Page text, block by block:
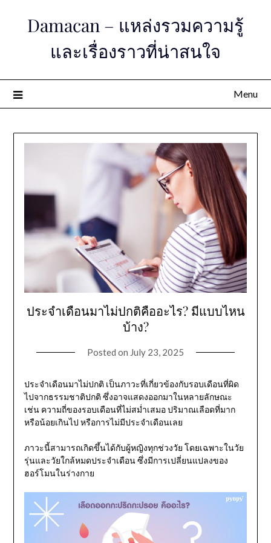
Damacan – แหล่งรวมความรู้
และเรื่องราวที่น่าสนใจ
Menu
ประจำเดือนมาไม่ปกติคืออะไร? มีแบบไหน
บ้าง?
Posted on July 23, 2025
ประจำเดือนมาไม่ปกติ เป็นภาวะที่เกี่ยวข้องกับรอบเดือนที่ผิด
ไปจากธรรมชาติปกติ ซึ่งอาจแสดงออกมาในหลายลักษณะ
เช่น ความถี่ของรอบเดือนที่ไม่สม่ำเสมอ ปริมาณเลือดที่มาก
หรือน้อยเกินไป หรือการไม่มีประจำเดือนเลย
ภาวะนี้สามารถเกิดขึ้นได้กับผู้หญิงทุกช่วงวัย โดยเฉพาะในวัย
รุ่นและวัยใกล้หมดประจำเดือน ซึ่งมีการเปลี่ยนแปลงของ
ฮอร์โมนในร่างกาย